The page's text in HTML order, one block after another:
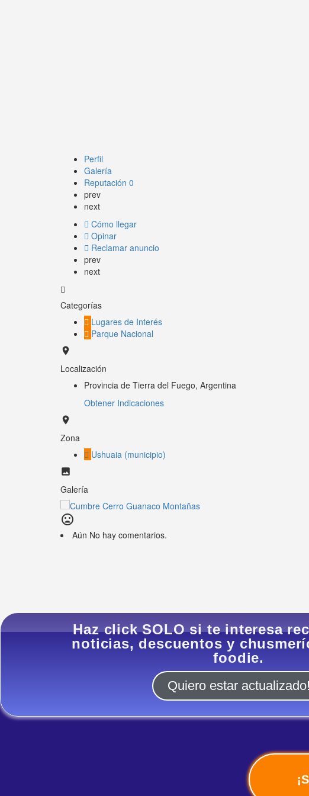
Perfil
Galería
Reputación 0
prev
next
Cómo llegar
Opinar
Reclamar anuncio
prev
next
Categorías
Lugares de Interés
Parque Nacional
Localización
Provincia de Tierra del Fuego, Argentina
Obtener Indicaciones
Zona
Ushuaia (municipio)
Galería
Aún No hay comentarios.
Haz click SOLO si te interesa
noticias, descuentos y
foodie.
Quiero estar actualizado!